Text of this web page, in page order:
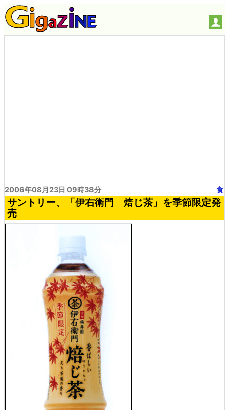
2006年08月23日 09時38分 食
サントリー、「伊右衛門 焙じ茶」を季節限定発
売